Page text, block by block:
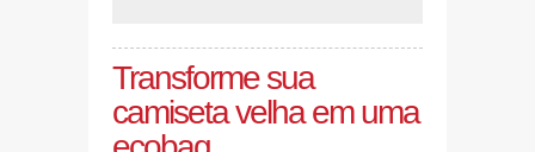
Transforme sua
camiseta velha em uma